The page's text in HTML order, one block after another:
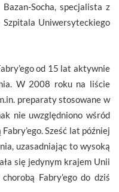
Socha, specjalista z
Uniwersyteckiego
od 15 lat aktywnie
W 2008 roku na liście
preparaty stosowane w
nie uwzględniono wśród
Sześć lat później
uzasadniając to wysoką
się jedynym krajem Unii
Fabry’ego do dziś